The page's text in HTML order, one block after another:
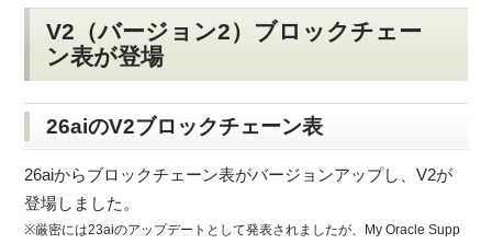
V2（バージョン2）ブロックチェー
ン表が登場
26aiのV2ブロックチェーン表
26aiからブロックチェーン表がバージョンアップし、V2が
登場しました。
※厳密には23aiのアップデートとして発表されましたが、My Oracle Supp